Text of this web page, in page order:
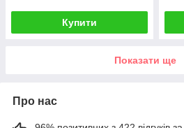
Купити
Показати ще
Про нас